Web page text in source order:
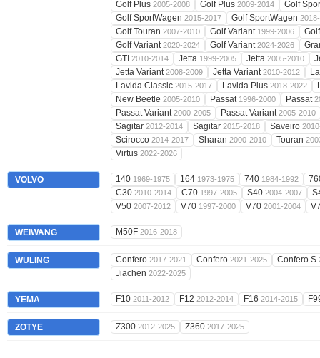
Golf Plus 2005-2008 Golf Plus 2009-2014
Golf
Golf SportWagen 2015-2017 Golf SportWagen
Golf Touran 2007-2010 Golf Variant 1999-2006
Golf Variant2020-2024 Golf Variant2024-2026
GTI 2010-2014 Jetta 1999-2005 Jetta 2005-2010
Jetta Variant2008-2009 Jetta Variant2010-2012
Lavida Classic 2015-2017 Lavida Plus 2018-2022
New Beetle 2005-2010 Passat 1996-2000 Passat
Passat Variant2000-2005 Passat Variant2005-2010
Sagitar 2012-2014 Sagitar 2015-2018 Saveiro
Scirocco 2014-2017 Sharan 2000-2010 Touran
Virtus 2022-2026
VOLVO 140 1969-1975 164 1973-1975 740 1984-1992
C30 2010-2014 C70 1997-2005 S40 2004-2007
V50 2007-2012 V70 1997-2000 V70 2001-2004
WEIWANG M50F 2016-2018
WULING Confero 2017-2021 Confero 2021-2025 Confero S
Jiachen 2022-2025
YEMA F10 2011-2012 F12 2012-2014 F16 2014-2015
ZOTYE Z300 2012-2025 Z360 2017-2025